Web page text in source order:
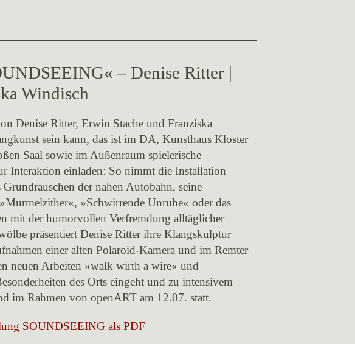
– Denise Ritter |
Windisch
Denise Ritter, Erwin Stache und Franziska
sein kann, das ist im DA, Kunsthaus Kloster
Saal sowie im Außenraum spielerische
Interaktion einladen: So nimmt die Installation
der nahen Autobahn, seine
»Schwirrende Unruhe« oder das
mit der humorvollen Verfremdung alltäglicher
präsentiert Denise Ritter ihre Klangskulptur
einer alten Polaroid-Kamera und im Remter
neuen Arbeiten »walk wirth a wire« und
des Orts eingeht und zu intensivem
im Rahmen von openART am 12.07. statt.
SOUNDSEEING als PDF